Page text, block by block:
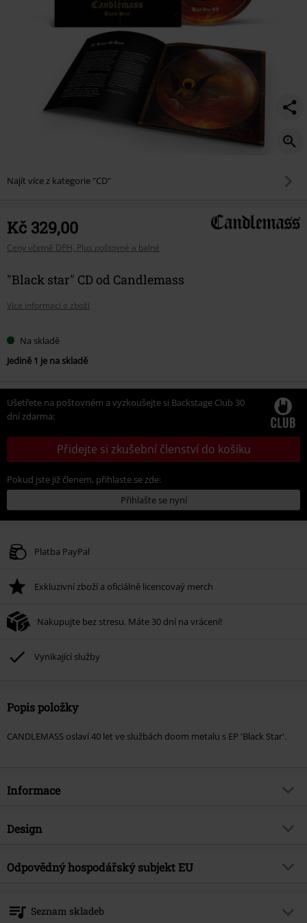
Najít více z kategorie "CD"
Kč 329,00
Ceny včetně DPH, Plus poštovné a balné
"Black star" CD od Candlemass
Více informací o zboží
Na skladě
Jedině 1 je na skladě
Ušetřete na poštovném a vyzkoušejte si Backstage Club 30
dní zdarma:
Přidejte si zkušební členství do košíku
Pokud jste již členem, přihlaste se zde:
Přihlašte se nyní
Platba PayPal
Exkluzivní zboží a oficiálně licencovaý merch
Nakupujte bez stresu. Máte 30 dní na vrácení!
Vynikající služby
Popis položky
CANDLEMASS oslaví 40 let ve službách doom metalu s EP 'Black Star'.
Informace
Zboží č.
Hudební žánr
Doom
Kapela
Design
Typ výrobku
CD
Odpovědný hospodářský subjekt EU
Hammerplatz 2
8790 Eisenerz
Seznam skladeb